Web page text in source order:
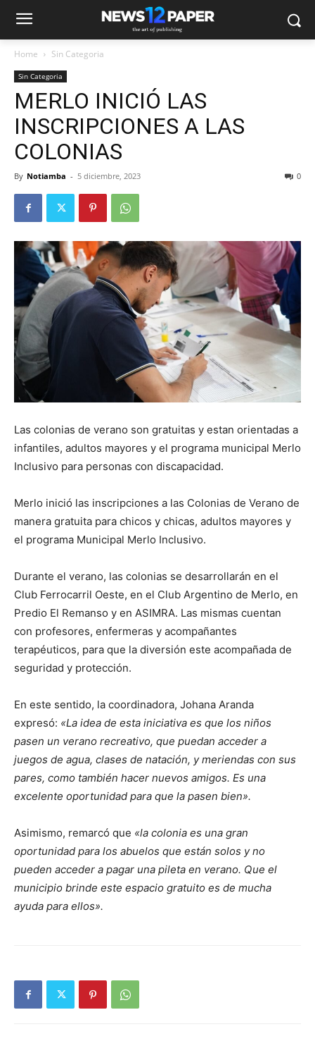
Home Sin Categoria
Sin Categoria
MERLO INICIÓ LAS
INSCRIPCIONES A LAS
COLONIAS
By Notiamba - 5 diciembre, 2023 0
Las colonias de verano son gratuitas y estan orientadas a
infantiles, adultos mayores y el programa municipal Merlo
Inclusivo para personas con discapacidad.
Merlo inició las inscripciones a las Colonias de Verano de
manera gratuita para chicos y chicas, adultos mayores y
el programa Municipal Merlo Inclusivo.
Durante el verano, las colonias se desarrollarán en el
Club Ferrocarril Oeste, en el Club Argentino de Merlo, en
Predio El Remanso y en ASIMRA. Las mismas cuentan
con profesores, enfermeras y acompañantes
terapéuticos, para que la diversión este acompañada de
seguridad y protección.
En este sentido, la coordinadora, Johana Aranda
expresó: «La idea de esta iniciativa es que los niños
pasen un verano recreativo, que puedan acceder a
juegos de agua, clases de natación, y meriendas con sus
pares, como también hacer nuevos amigos. Es una
excelente oportunidad para que la pasen bien».
Asimismo, remarcó que «la colonia es una gran
oportunidad para los abuelos que están solos y no
pueden acceder a pagar una pileta en verano. Que el
municipio brinde este espacio gratuito es de mucha
ayuda para ellos».